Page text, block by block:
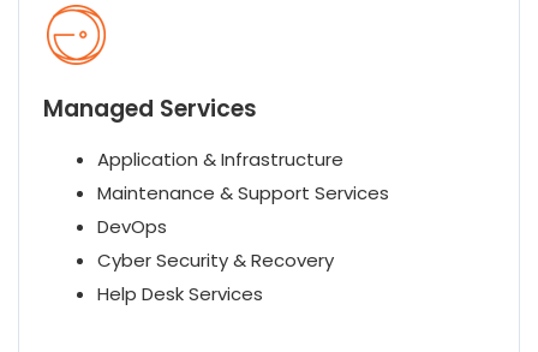
Managed Services
Application & Infrastructure
Maintenance & Support Services
DevOps
Cyber Security & Recovery
Help Desk Services